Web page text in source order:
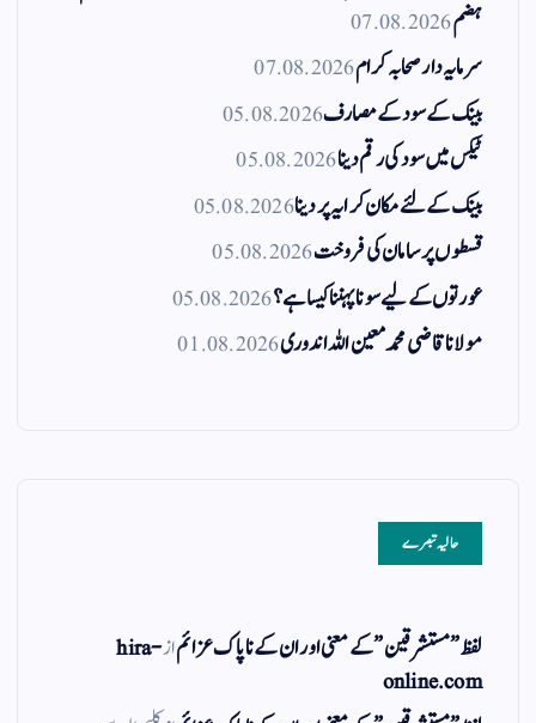
ہضم07.08.2026
سرمایہ دار صحابہ کرام07.08.2026
بینک کے سود کے مصارف05.08.2026
ٹیکس میں سود کی رقم دینا05.08.2026
بینک کے لئے مکان کرایہ پر دینا05.08.2026
قسطوں پر سامان کی فروخت05.08.2026
عورتوں کے لیے سونا پہننا کیسا ہے؟05.08.2026
مولانا قاضی محمد معین اللہ اندوری01.08.2026
حالیہ تبصرے
لفظ ” مستشرقین ” کے معنی اور ان کے نا پاک عزائمازhira-
online.com